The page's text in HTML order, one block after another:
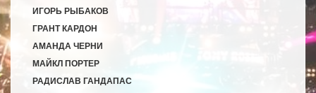
ИГОРЬ РЫБАКОВ
ГРАНТ КАРДОН
АМАНДА ЧЕРНИ
МАЙКЛ ПОРТЕР
РАДИСЛАВ ГАНДАПАС